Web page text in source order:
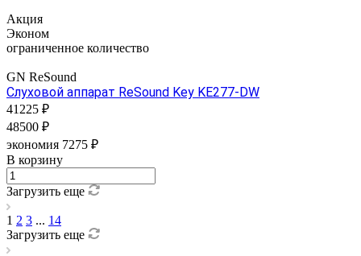
Акция
Эконом
ограниченное количество
GN ReSound
Слуховой аппарат ReSound Key KE277-DW
41225 ₽
48500 ₽
экономия 7275 ₽
В корзину
Загрузить еще
1 2 3 ... 14
Загрузить еще